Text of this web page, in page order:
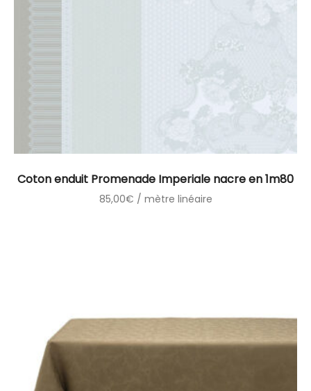
Coton enduit Promenade Imperiale nacre en 1m80
85,00€ / mètre linéaire